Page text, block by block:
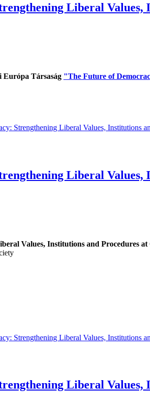
Liberal
Európa Társaság "The Future of
Strengthening Liberal Values, Institutions
Liberal
Values, Institutions and Procedures
Strengthening Liberal Values, Institutions
Liberal